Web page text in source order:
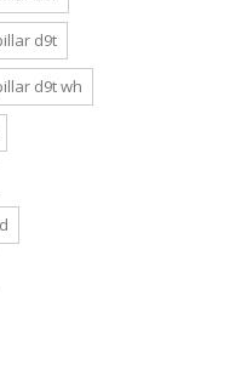
d9t
d9t wh